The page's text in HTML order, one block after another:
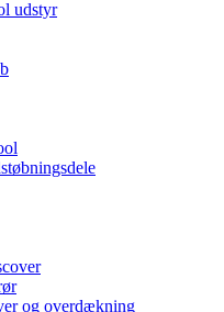
udstyr
og overdækning